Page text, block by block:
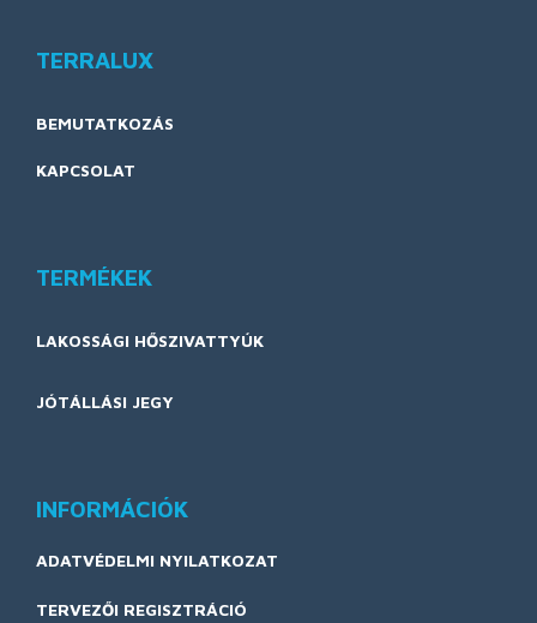
TERRALUX
BEMUTATKOZÁS
KAPCSOLAT
TERMÉKEK
LAKOSSÁGI HŐSZIVATTYÚK
JÓTÁLLÁSI JEGY
INFORMÁCIÓK
ADATVÉDELMI NYILATKOZAT
TERVEZŐI REGISZTRÁCIÓ